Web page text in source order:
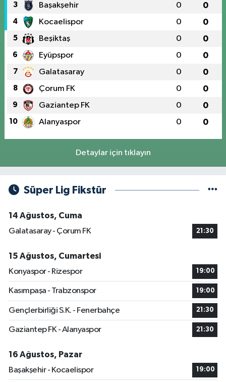
3 Başakşehir 0 0
4 Kocaelispor 0 0
5 Beşiktaş 0 0
6 Eyüpspor 0 0
7 Galatasaray 0 0
8 Çorum FK 0 0
9 Gaziantep FK 0 0
10 Alanyaspor 0 0
Detaylar için tıklayın
Süper Lig Fikstür
14 Ağustos, Cuma
Galatasaray - Çorum FK
21:30
15 Ağustos, Cumartesi
Konyaspor - Rizespor
19:00
Kasımpaşa - Trabzonspor 19:00
Gençlerbirliği S.K. - Fenerbahçe 21:30
Gaziantep FK - Alanyaspor 21:30
16 Ağustos, Pazar
Başakşehir - Kocaelispor
19:00